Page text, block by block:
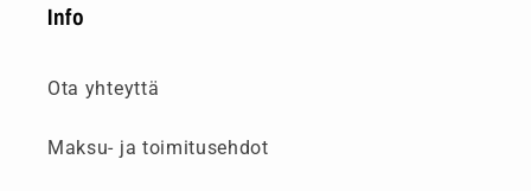
Info
Ota yhteyttä
Maksu- ja toimitusehdot